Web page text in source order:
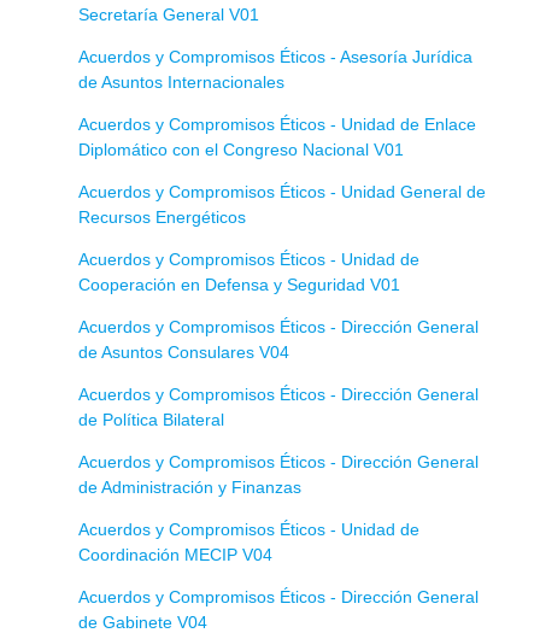
Secretaría General V01
Acuerdos y Compromisos Éticos - Asesoría Jurídica
de Asuntos Internacionales
Acuerdos y Compromisos Éticos - Unidad de Enlace
Diplomático con el Congreso Nacional V01
Acuerdos y Compromisos Éticos - Unidad General de
Recursos Energéticos
Acuerdos y Compromisos Éticos - Unidad de
Cooperación en Defensa y Seguridad V01
Acuerdos y Compromisos Éticos - Dirección General
de Asuntos Consulares V04
Acuerdos y Compromisos Éticos - Dirección General
de Política Bilateral
Acuerdos y Compromisos Éticos - Dirección General
de Administración y Finanzas
Acuerdos y Compromisos Éticos - Unidad de
Coordinación MECIP V04
Acuerdos y Compromisos Éticos - Dirección General
de Gabinete V04